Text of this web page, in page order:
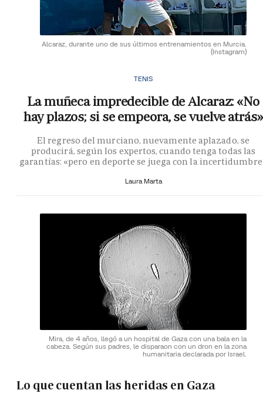
Alcaraz, durante uno de sus últimos entrenamientos en Murcia.
(Instagram)
TENIS
La muñeca impredecible de Alcaraz: «No
hay plazos; si se empeora, se vuelve atrás»
El regreso del murciano, nuevamente aplazado, se
producirá, según los expertos, cuando tenga todas las
garantías: «pero en deporte se juega con la
Laura Marta
Mira, de 4 años, llegó a un hospital de Gaza con una bala en la
cabeza. Según sus padres, le disparaon con un dron en la zona
humanitaria declarada por Israel.
Lo que cuentan las heridas en Gaza